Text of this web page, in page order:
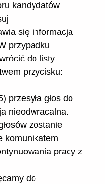
kandydatów
się informacja
przypadku
do listy
przycisku:
przesyła głos do
nieodwracalna.
zostanie
komunikatem
pracy z
do